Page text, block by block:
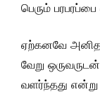
பெரும் பரபரப்பை
ஏற்கனவே
வேறு
வளர்ந்தது என்று